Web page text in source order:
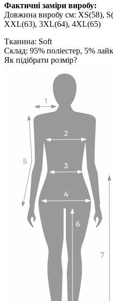
Фактичні заміри виробу:
Довжина виробу см: XS(58),
XXL(63), 3XL(64), 4XL(65)
Тканина: Soft
Склад: 95% поліестер, 5%
Як підібрати розмір?